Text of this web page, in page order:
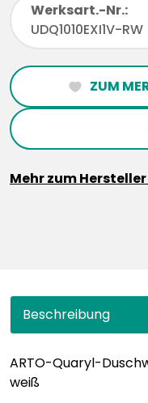
Werksart.-Nr.:
UDQ1010EXI1V-RW
heartFilled ZUM
Mehr zum
Beschreibung
ARTO-Quaryl-
weiß